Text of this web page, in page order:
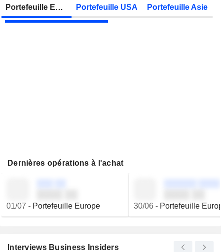
VIEL & CIE Publication des résultats - Q2 2026
Portefeuille Europe Portefeuille USA Portefeuille Asie
Dernières opérations à l'achat
01/07 - Portefeuille Europe 30/06- Portefeuille
Interviews Business Insiders